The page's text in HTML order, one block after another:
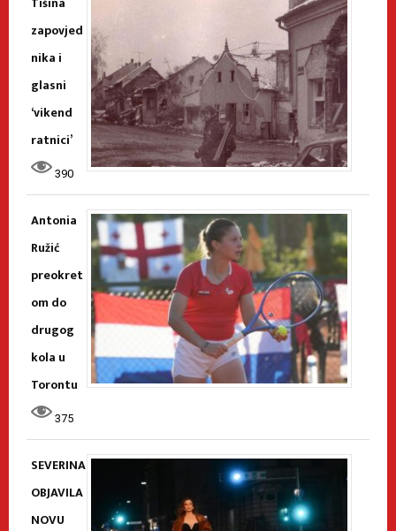
zapovjed
nika i
glasni
‘vikend
ratnici’
390
Antonia
Ružić
preokret
om do
drugog
kola u
Torontu
375
SEVERINA
OBJAVILA
NOVU